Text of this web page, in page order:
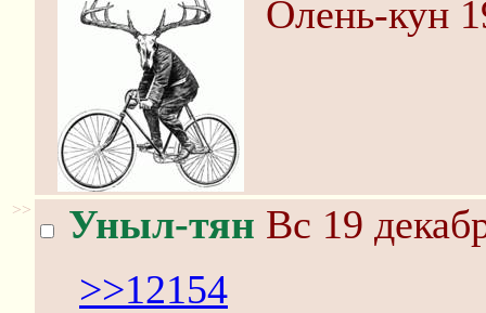
Олень-кун
>> Уныл-тян Вс 19
>>12154